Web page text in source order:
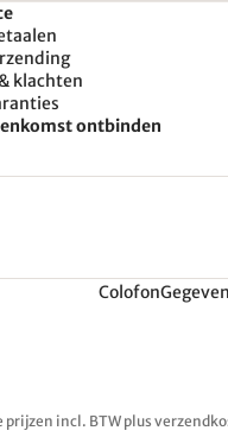
klachten
ontbinden
Colofon
prijzen incl. BTW plus